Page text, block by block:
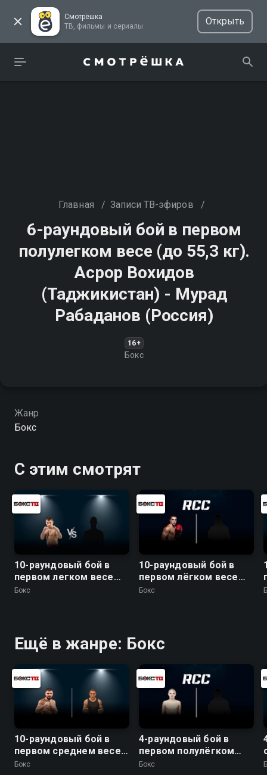
Смотрёшка
ТВ, фильмы и сериалы
Открыть
Главная / Записи ТВ-эфиров /
6-раундовый бой в первом
полулегком весе (до 55,3 кг).
Асрор Вохидов
(Таджикистан) - Мурад
Рабаданов (Россия)
16+
Бокс
Жанр
Бокс
С этим смотрят
10-раундовый бой в
первом легком весе
(до 59 кг): Евгений
Бокс
10-раундовый бой в
первом лёгком весе
(до 59 кг)
Бокс
Ещё в жанре: Бокс
10-раундовый бой в
первом среднем весе
(до 69,9 кг)
Бокс
4-раундовый бой в
первом полулёгком
весе (до 55,3 кг)
Бокс